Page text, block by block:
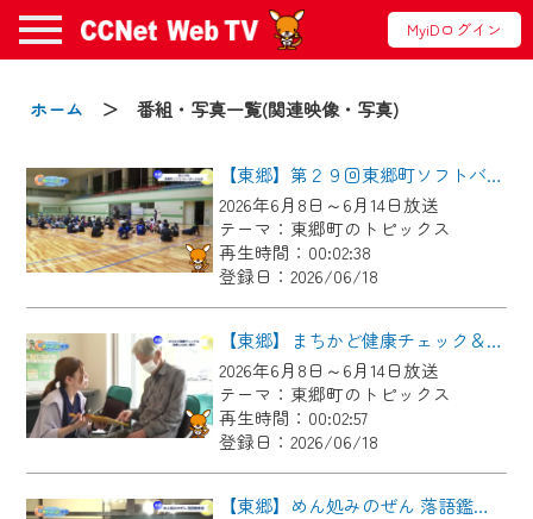
MyiDログイン
ホーム ＞ 番組・写真一覧(関連映像・写真)
【東郷】第２９回東郷町ソフトバレーボール大会
2026年6月8日～6月14日放送
テーマ：東郷町のトピックス
再生時間：00:02:38
登録日：2026/06/18
【東郷】まちかど健康チェック＆東郷ふれあい朝市
2026年6月8日～6月14日放送
テーマ：東郷町のトピックス
再生時間：00:02:57
登録日：2026/06/18
【東郷】めん処みのぜん 落語鑑賞会
お知らせ
2024/09/02
動画配信サービス『CCNet Web TV』は2024
年9月24日からリニューアルします！
【変更点】
◆デザイン変更により、お住まいの地域
の動画コンテンツが一目瞭然。
◆当社アプリやＰＣブラウザから、いつ
でも・どこでも・外出先でも！
CCNetサービスエリア20市町の地域情報
番組をご視聴いただけます！